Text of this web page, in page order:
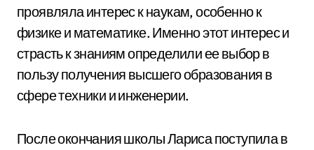
проявляла интерес к наукам, особенно к
физике и математике. Именно этот интерес и
страсть к знаниям определили ее выбор в
пользу получения высшего образования в
сфере техники и инженерии.
После окончания школы Лариса поступила в